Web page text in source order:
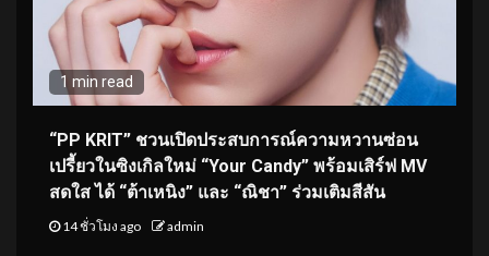
1 min read
“PP KRIT” ชวนเปิดประสบการณ์ความหวานซ่อน
เปรี้ยวในซิงเกิลใหม่ “Your Candy” พร้อมเสิร์ฟ MV
สดใส ได้ “ต้าเหนิง” และ “ณิชา” ร่วมเติมสีสัน
14 ชั่วโมง ago admin